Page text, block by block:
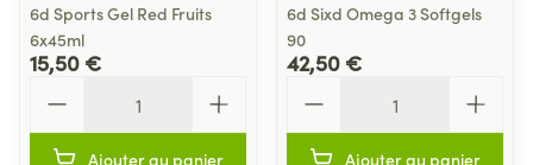
6d Sports Gel Red Fruits
6x45ml
15,50 €
Ajouter au panier
6d Sixd Omega 3 Softgels
90
42,50 €
Ajouter au panier